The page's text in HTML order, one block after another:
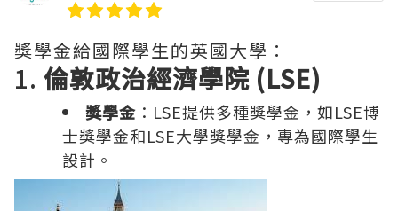
獎學金給國際學生的英國大學：
1. 倫敦政治經濟學院 (LSE)
獎學金 ：LSE提供多種獎學金，如LSE博
士獎學金和LSE大學獎學金，專為國際學生
設計。